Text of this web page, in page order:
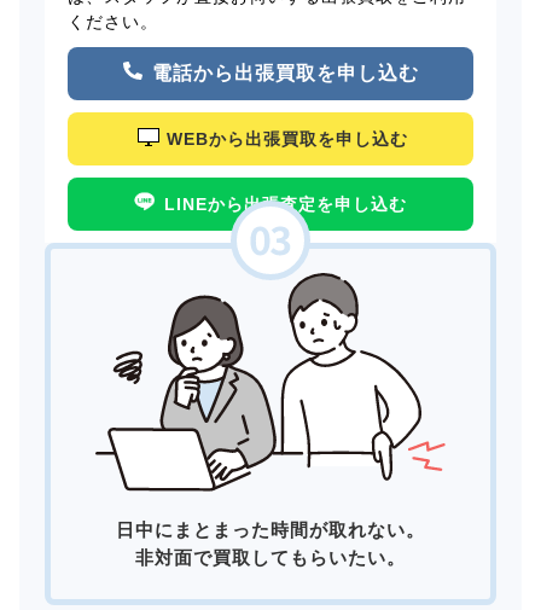
ください。
電話から出張買取を申し込む
WEBから出張買取を申し込む
LINEから出張査定を申し込む
日中にまとまった時間が取れない。
非対面で買取してもらいたい。